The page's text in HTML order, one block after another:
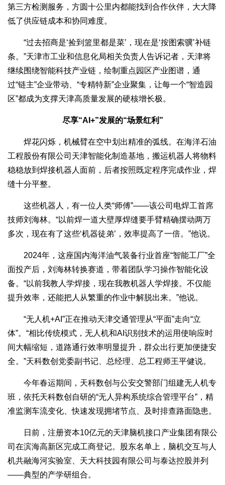
第三方检测服务，方圆十公里内都能找到合作伙伴，大大降
低了供应链成本和协同难度。
“过去招商是‘捡到篮里都是菜’，现在是‘按图索骥’补链
条。”天津市工业和信息化局相关负责人告诉记者，天津将
继续围绕智能科技产业链，绘制重点园区产业图谱，通
过“链主”企业带动、“专精特新”企业聚集，让每一个“智造园
区”都成为支撑天津高质量发展的硬核增长极。
尽享“AI+”发展的“场景红利”
焊花闪烁，机械臂在空中划出精准的弧线。在海洋石油
工程股份有限公司天津智能化制造基地，搬运机器人将物料
稳稳放到焊接机器人面前，后者按照既定程序完成作业，焊
缝十分平整。
这些机器人，有一位人类“师傅”——该公司电焊工首席
技师刘海林。“以前焊一道大壁厚焊缝要手臂精确摆动两万
多次，现在有了这些‘机器徒弟’，效率提高了一倍。”他说。
2024年，这座国内海洋油气装备行业首座“智能工厂”全
面投产后，刘海林转换赛道，带着团队学习操作智能化设
备。“以前我教人学焊接，现在我教机器人学焊接。不仅能
提升效率，还能把人从繁重的作业中解脱出来。”他说。
“无人机+AI”正在推动天津交通管理从“平面”走向“立
体”。“相比传统模式，无人机和AI识别技术的运用使响应时
间大幅缩短，道路通行效率明显提升，群众出行更加便捷安
全。”天科数创党委副书记、总经理、总工程师王平健说。
今年春运期间，天科数创与公安交警部门组建无人机专
班，依托天科数创自研的“无人异构系统综合管理平台”，精
准监测车流变化、快速发现拥堵节点、及时排查路面隐患。
日前，注册资本10亿元的天津脑机接口产业集团有限公
司在滨海高新区完成工商登记。股东名单上，脑机交互与人
机共融海河实验室、天大科技园有限公司与泰达控股并列
——典型的产学研组合。